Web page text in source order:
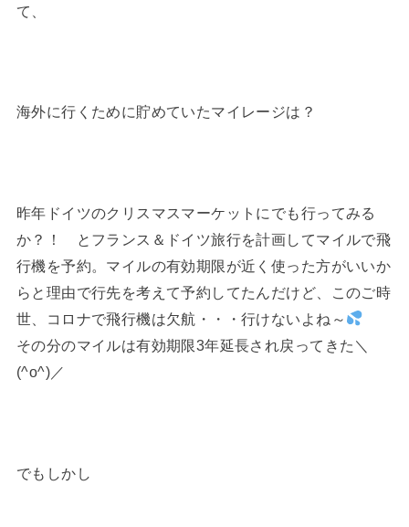
て、
海外に行くために貯めていたマイレージは？
昨年ドイツのクリスマスマーケットにでも行ってみる
か？！ とフランス＆ドイツ旅行を計画してマイルで飛
行機を予約。マイルの有効期限が近く使った方がいいか
らと理由で行先を考えて予約してたんだけど、このご時
世、コロナで飛行機は欠航・・・行けないよね～
その分のマイルは有効期限3年延長され戻ってきた＼
(^o^)／
でもしかし